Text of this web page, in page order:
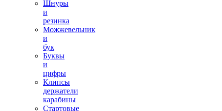
Шнуры
и
резинка
Можжевельник
и
бук
Буквы
и
цифры
Клипсы
держатели
карабины
Стартовые